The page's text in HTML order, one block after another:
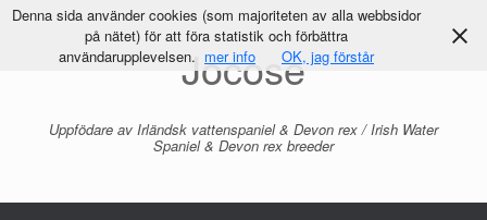
Jocose
Uppfödare av Irländsk vattenspaniel & Devon rex / Irish Water
Spaniel & Devon rex breeder
Denna sida använder cookies (som majoriteten av alla webbsidor
på nätet) för att föra statistik och förbättra
användarupplevelsen. mer info OK, jag förstår